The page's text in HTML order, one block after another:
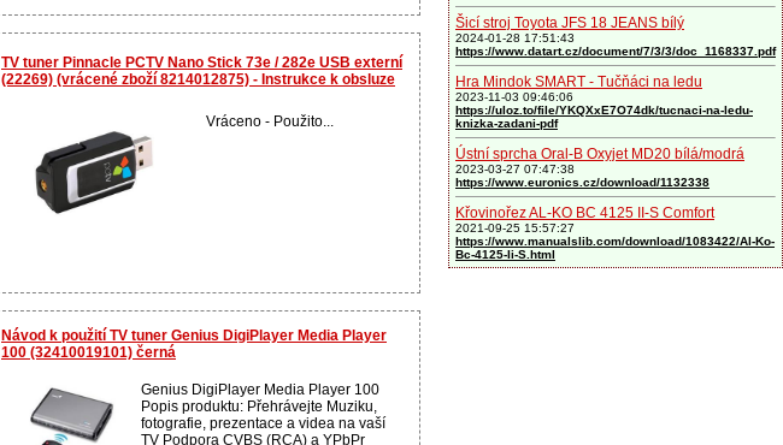
TV tuner Pinnacle PCTV Nano Stick 73e / 282e USB externí
(22269) (vrácené zboží 8214012875) - Instrukce k obsluze
Vráceno - Použito...
Návod k použití TV tuner Genius DigiPlayer Media Player
100 (32410019101) černá
Genius DigiPlayer Media Player 100
Popis produktu: Přehrávejte Muziku,
fotografie, prezentace a videa na vaší
TV Podpora CVBS (RCA) a YPbPr
Šicí stroj Toyota JFS 18 JEANS bílý
2024-01-28 17:51:43
https://www.datart.cz/document/7/3/3/doc_1168337.pdf
Hra Mindok SMART - Tučňáci na ledu
2023-11-03 09:46:06
https://uloz.to/file/YKQXxE7O74dk/tucnaci-na-ledu-
knizka-zadani-pdf
Ústní sprcha Oral-B Oxyjet MD20 bílá/modrá
2023-03-27 07:47:38
https://www.euronics.cz/download/1132338
Křovinořez AL-KO BC 4125 II-S Comfort
2021-09-25 15:57:27
https://www.manualslib.com/download/1083422/Al-Ko-
Bc-4125-Ii-S.html